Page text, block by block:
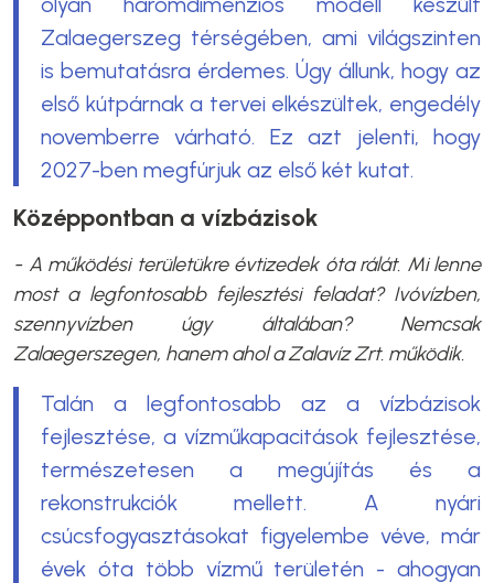
Zalaegerszeg térségében, ami világszinten
is bemutatásra érdemes. Úgy állunk, hogy az
első kútpárnak a tervei elkészültek, engedély
novemberre várható. Ez azt jelenti, hogy
2027-ben megfúrjuk az első két kutat.
Középpontban a vízbázisok
- A működési területükre évtizedek óta rálát. Mi lenne
most a legfontosabb fejlesztési feladat? Ivóvízben,
szennyvízben úgy általában? Nemcsak
Zalaegerszegen, hanem ahol a Zalavíz Zrt. működik.
Talán a legfontosabb az a vízbázisok
fejlesztése, a vízműkapacitások fejlesztése,
természetesen a megújítás és a
rekonstrukciók mellett. A nyári
csúcsfogyasztásokat figyelembe véve, már
évek óta több vízmű területén - ahogyan